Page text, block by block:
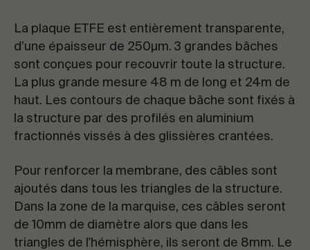
La plaque ETFE est entièrement transparente,
d’une épaisseur de 250µm. 3 grandes bâches
sont conçues pour recouvrir toute la structure.
La plus grande mesure 48 m de long et 24m de
haut. Les contours de chaque bâche sont fixés à
la structure par des profilés en aluminium
fractionnés vissés à des glissières crantées.
Pour renforcer la membrane, des câbles sont
ajoutés dans tous les triangles de la structure.
Dans la zone de la marquise, ces câbles seront
de 10mm de diamètre alors que dans les
triangles de l'hémisphère, ils seront de 8mm. Le